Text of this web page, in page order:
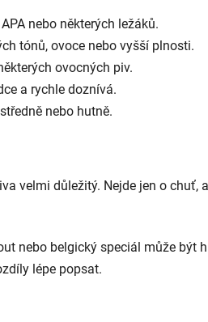
nebo některých ležáků.
tónů, ovoce nebo vyšší plnosti.
ovocných piv.
a rychle doznívá.
nebo hutně.
velmi důležitý. Nejde jen o
nebo belgický speciál může být
lépe popsat.